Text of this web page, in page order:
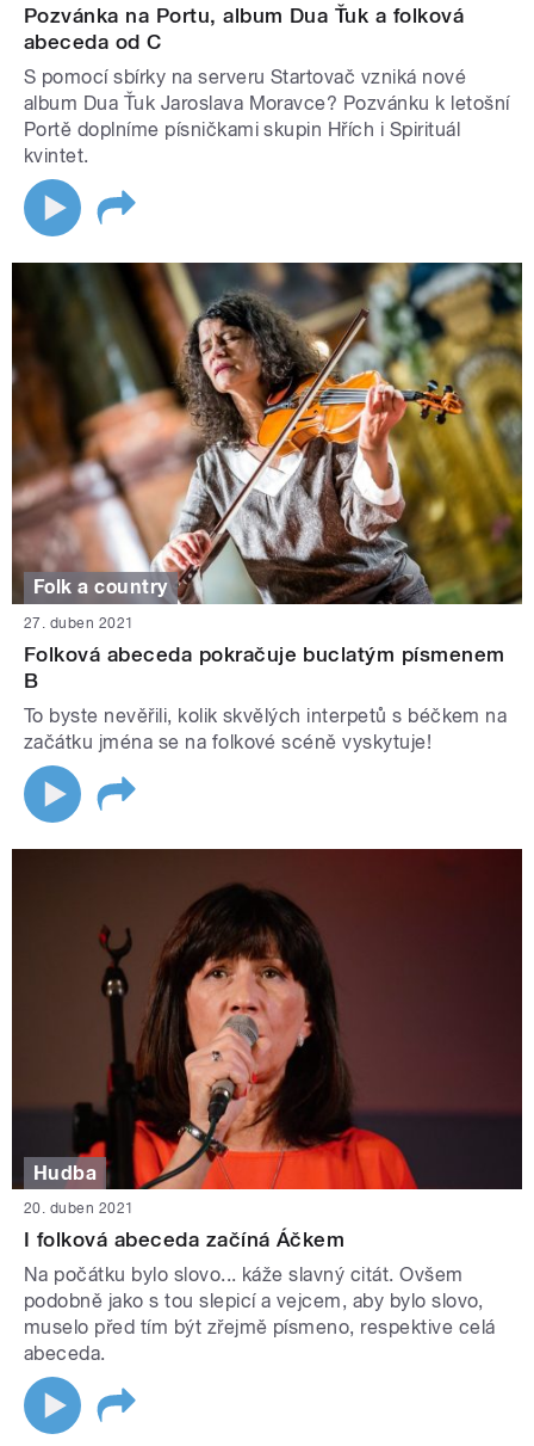
Pozvánka na Portu, album Dua Ťuk a folková
abeceda od C
S pomocí sbírky na serveru Startovač vzniká nové
album Dua Ťuk Jaroslava Moravce? Pozvánku k letošní
Portě doplníme písničkami skupin Hřích i Spirituál
kvintet.
Folk a country
27. duben 2021
Folková abeceda pokračuje buclatým písmenem
B
To byste nevěřili, kolik skvělých interpetů s béčkem na
začátku jména se na folkové scéně vyskytuje!
Hudba
20. duben 2021
I folková abeceda začíná Áčkem
Na počátku bylo slovo... káže slavný citát. Ovšem
podobně jako s tou slepicí a vejcem, aby bylo slovo,
muselo před tím být zřejmě písmeno, respektive celá
abeceda.